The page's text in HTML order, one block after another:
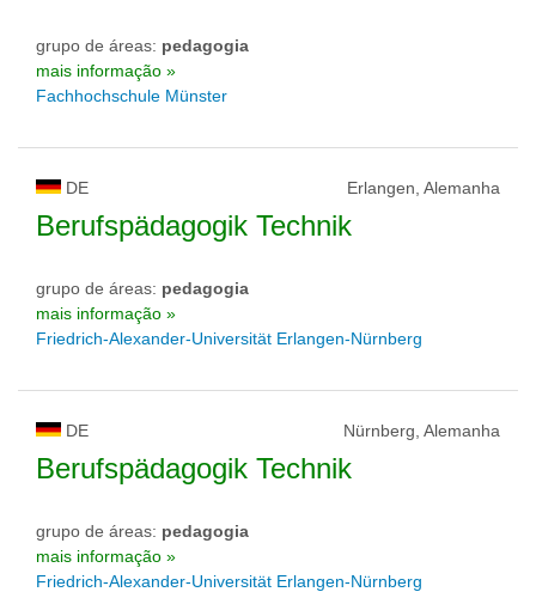
grupo de áreas: pedagogia
mais informação »
Fachhochschule Münster
DE Erlangen, Alemanha
Berufspädagogik Technik
grupo de áreas: pedagogia
mais informação »
Friedrich-Alexander-Universität Erlangen-Nürnberg
DE Nürnberg, Alemanha
Berufspädagogik Technik
grupo de áreas: pedagogia
mais informação »
Friedrich-Alexander-Universität Erlangen-Nürnberg